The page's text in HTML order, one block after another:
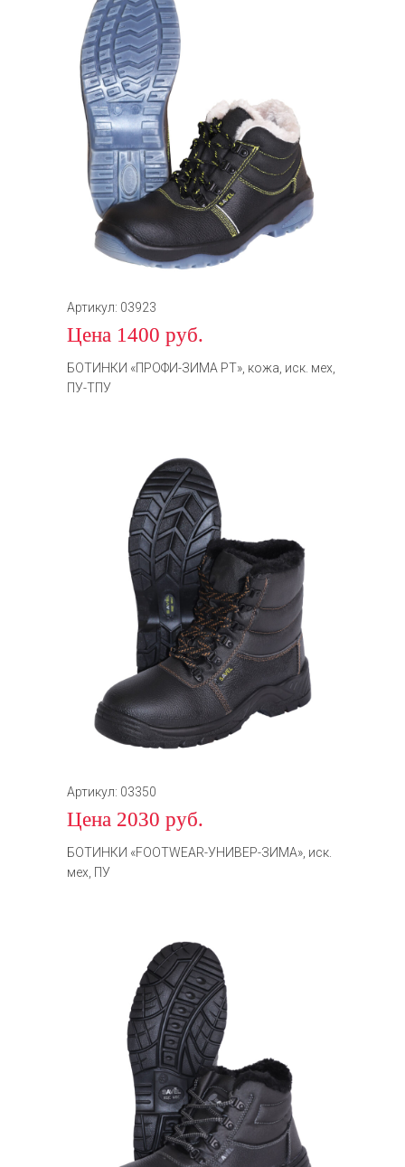
Артикул: 03923
Цена 1400 руб.
БОТИНКИ «ПРОФИ-ЗИМА РТ», кожа, иск. мех,
ПУ-ТПУ
Артикул: 03350
Цена 2030 руб.
БОТИНКИ «FOOTWEAR-УНИВЕР-ЗИМА», иск.
мех, ПУ